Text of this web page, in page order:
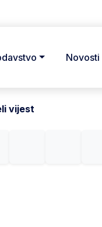
Novosti
vijest